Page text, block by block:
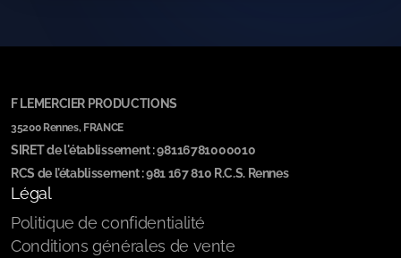
F LEMERCIER PRODUCTIONS
35200 Rennes, FRANCE
SIRET de l'établissement : 98116781000010
RCS de l'établissement : 981 167 810 R.C.S. Rennes
Légal
Politique de confidentialité
Conditions générales de vente